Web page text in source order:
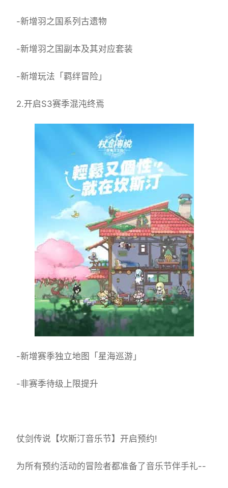
-新增羽之国系列古遗物
-新增羽之国副本及其对应套装
-新增玩法「羁绊冒险」
2.开启S3赛季混沌终焉
-新增赛季独立地图「星海巡游」
-非赛季待级上限提升
仗剑传说【坎斯汀音乐节】开启预约!
为所有预约活动的冒险者都准备了音乐节伴手礼--